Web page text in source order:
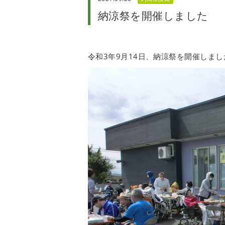
納涼祭を開催しました
令和3年9月14日、納涼祭を開催しまし